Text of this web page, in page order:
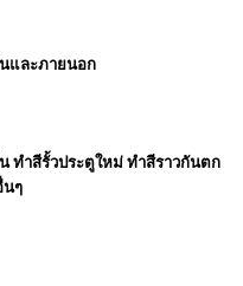
และภายนอก
ทำสีรั้วประตูใหม่ ทำสีราวกันตก
นๆ